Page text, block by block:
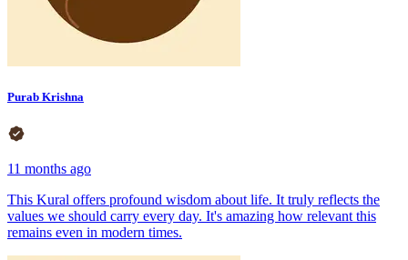
Purab Krishna
11 months ago
This Kural offers profound wisdom about life. It truly reflects the
values we should carry every day. It's amazing how relevant this
remains even in modern times.